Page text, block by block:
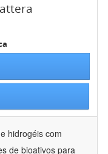
hidrogéis com
de bioativos para